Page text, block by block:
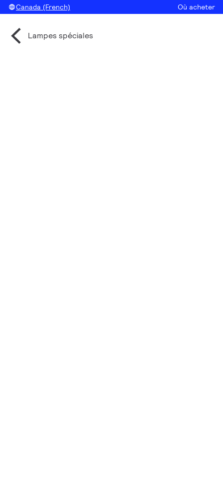
Canada (French) Où acheter
Lampes spéciales